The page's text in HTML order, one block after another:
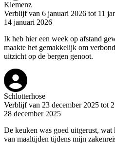
Klemenz
Verblijf van 6 januari 2026 tot 11
14 januari 2026
Ik heb hier een week op afstand
maakte het gemakkelijk om
uitzicht op de bergen genoot.
Schlotterhose
Verblijf van 23 december 2025 tot
28 december 2025
De keuken was goed uitgerust,
van maaltijden tijdens mijn